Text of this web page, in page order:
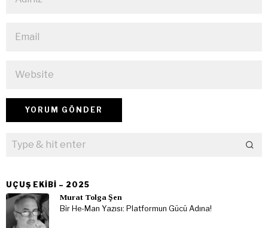
UÇUŞ EKIBI – 2025
Murat Tolga Şen
Bir He-Man Yazısı: Platformun Gücü Adına!